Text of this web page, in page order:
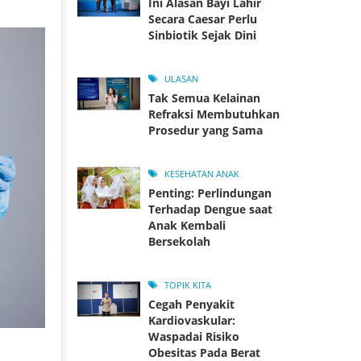
Secara Caesar Perlu
Sinbiotik Sejak Dini
ULASAN
Tak Semua Kelainan
Refraksi Membutuhkan
Prosedur yang Sama
KESEHATAN ANAK
Penting: Perlindungan
Terhadap Dengue saat
Anak Kembali
Bersekolah
TOPIK KITA
Cegah Penyakit
Kardiovaskular:
Waspadai Risiko
Obesitas Pada Berat